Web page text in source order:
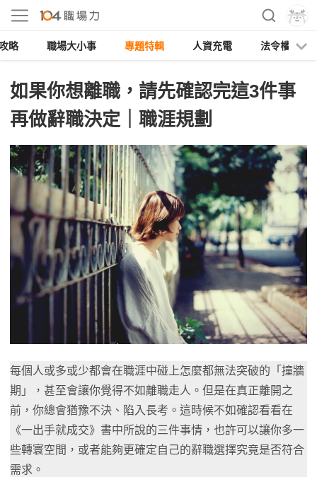
略 職場大小事 專題特輯 人資充電 法令權益
如果你想離職，請先確認完這3件事
再做辭職決定｜職涯規劃
每個人或多或少都會在職涯中碰上怎麼都無法突破的「撞牆
期」，甚至會讓你覺得不如離職走人。但是在真正離開之
前，你總會猶豫不決、陷入長考。這時候不如確認看看在
《一出手就成交》書中所說的三件事情，也許可以讓你多一
些轉寰空間，或者能夠更確定自己的辭職選擇究竟是否符合
需求。